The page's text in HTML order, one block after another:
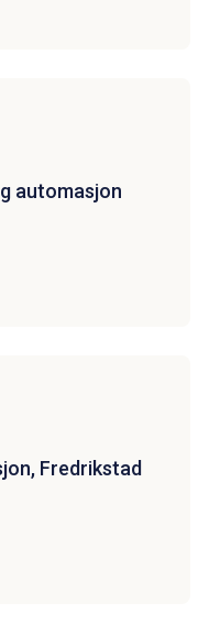
automasjon
Fredrikstad